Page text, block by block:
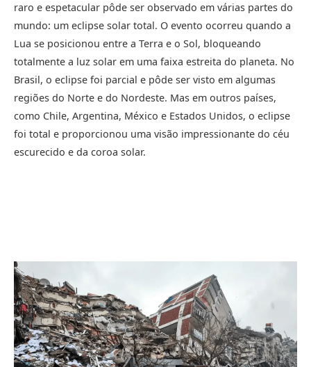
raro e espetacular pôde ser observado em várias partes do
mundo: um eclipse solar total. O evento ocorreu quando a
Lua se posicionou entre a Terra e o Sol, bloqueando
totalmente a luz solar em uma faixa estreita do planeta. No
Brasil, o eclipse foi parcial e pôde ser visto em algumas
regiões do Norte e do Nordeste. Mas em outros países,
como Chile, Argentina, México e Estados Unidos, o eclipse
foi total e proporcionou uma visão impressionante do céu
escurecido e da coroa solar.